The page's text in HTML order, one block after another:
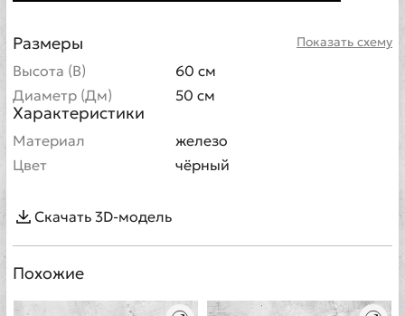
Показать схему
Размеры
Высота (В)
60 см
Диаметр (Дм)
50 см
Характеристики
Материал
железо
Цвет
чёрный
Скачать 3D-модель
Похожие